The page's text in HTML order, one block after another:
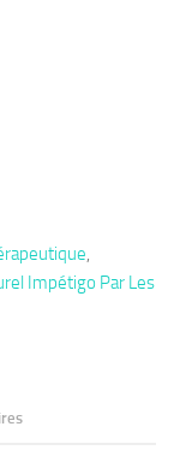
,
Impétigo Par Les